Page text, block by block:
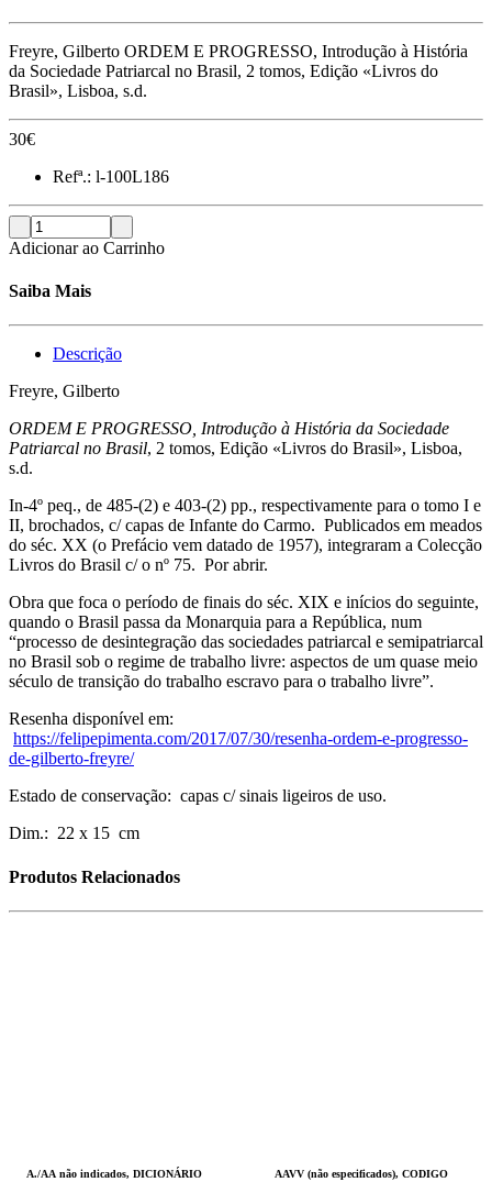
Freyre, Gilberto ORDEM E PROGRESSO, Introdução à História
da Sociedade Patriarcal no Brasil, 2 tomos, Edição «Livros do
Brasil», Lisboa, s.d.
30€
Refª.: l-100L186
Adicionar ao Carrinho
Saiba Mais
Descrição
Freyre, Gilberto
ORDEM E PROGRESSO, Introdução à História da Sociedade
Patriarcal no Brasil, 2 tomos, Edição «Livros do Brasil», Lisboa,
s.d.
In-4º peq., de 485-(2) e 403-(2) pp., respectivamente para o tomo I e
II, brochados, c/ capas de Infante do Carmo. Publicados em meados
do séc. XX (o Prefácio vem datado de 1957), integraram a Colecção
Livros do Brasil c/ o nº 75. Por abrir.
Obra que foca o período de finais do séc. XIX e inícios do seguinte,
quando o Brasil passa da Monarquia para a República, num
“processo de desintegração das sociedades patriarcal e semipatriarcal
no Brasil sob o regime de trabalho livre: aspectos de um quase meio
século de transição do trabalho escravo para o trabalho livre”.
Resenha disponível em:
https://felipepimenta.com/2017/07/30/resenha-ordem-e-progresso-
de-gilberto-freyre/
Estado de conservação: capas c/ sinais ligeiros de uso.
Dim.: 22 x 15 cm
Produtos Relacionados
A./AA não indicados, DICIONÁRIO
AAVV (não especificados), CODIGO